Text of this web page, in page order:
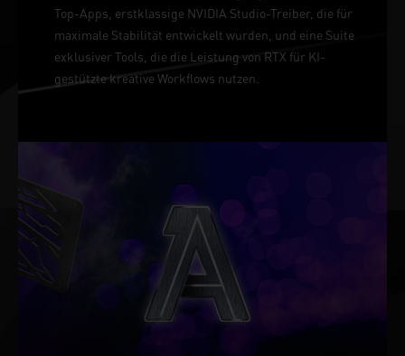
Top-Apps, erstklassige NVIDIA Studio-Treiber, die für
maximale Stabilität entwickelt wurden, und eine Suite
exklusiver Tools, die die Leistung von RTX für KI-
gestützte kreative Workflows nutzen.